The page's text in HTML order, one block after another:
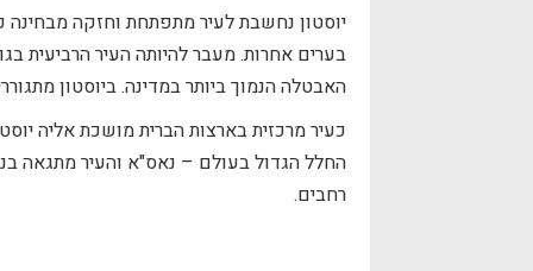
יוסטון נחשבת לעיר מתפתחת וחזקה
בערים אחרות. מעבר להיותה העיר הרביעית
האבטלה הנמוך ביותר במדינה. ביוסטון מתגוררים למעלה מ-2,250,000
כעיר מרכזית בארצות הברית מושכת אליה
החלל הגדול בעולם – נאס"א והעיר מתגאה
רחבים.